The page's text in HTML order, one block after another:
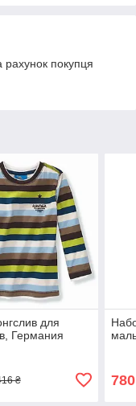
рахунок покупця
для
Германия
₴ 780